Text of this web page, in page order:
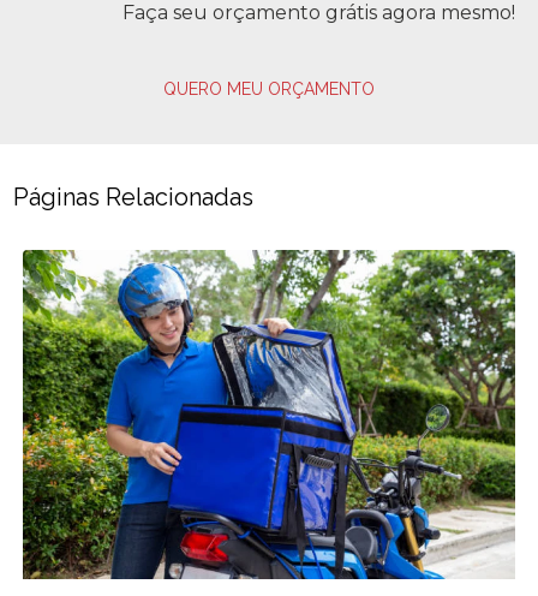
Faça seu orçamento grátis agora mesmo!
QUERO MEU ORÇAMENTO
Páginas Relacionadas